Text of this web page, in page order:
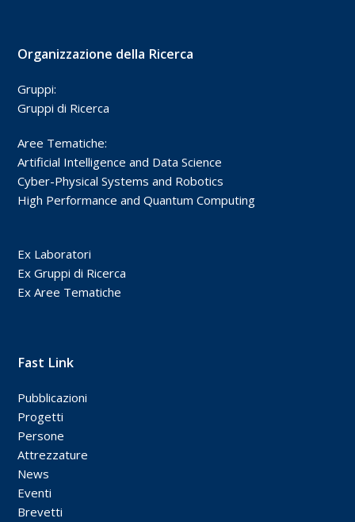
Organizzazione della Ricerca
Gruppi:
Gruppi di Ricerca
Aree Tematiche:
Artificial Intelligence and Data Science
Cyber-Physical Systems and Robotics
High Performance and Quantum Computing
Ex Laboratori
Ex Gruppi di Ricerca
Ex Aree Tematiche
Fast Link
Pubblicazioni
Progetti
Persone
Attrezzature
News
Eventi
Brevetti